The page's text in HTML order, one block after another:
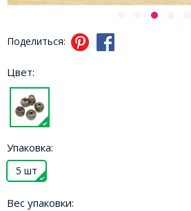
Поделиться:
Цвет:
Упаковка:
5 шт
Вес упаковки: